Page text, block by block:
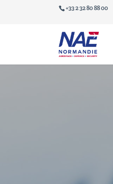
+33 2 32 80 88 00